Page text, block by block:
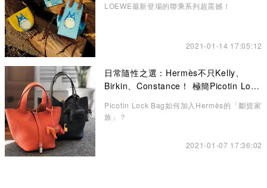
LOEWE最新登場的聯乘系列超震撼！
2021-01-14 17:05:12
日常隨性之選：Hermès不只Kelly、
Birkin、Constance！ 極簡Picotin Lock
Picotin Lock Bag如何加入Hermès的「斷貨家
族」？
2021-01-07 17:36:02